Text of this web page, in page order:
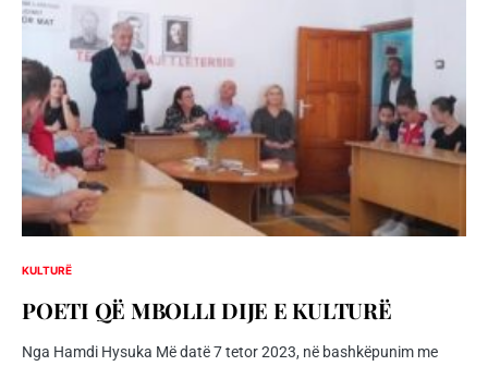
KULTURË
POETI QË MBOLLI DIJE E KULTURË
Nga Hamdi Hysuka Më datë 7 tetor 2023, në bashkëpunim me